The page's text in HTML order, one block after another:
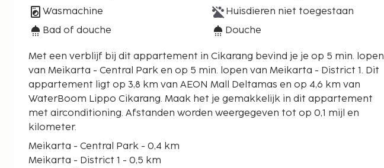
Wasmachine
Bad of douche
Huisdieren niet toegestaan
Douche
Met een verblijf bij dit appartement in Cikarang bevind je je op 5 min. lopen
van Meikarta - Central Park en op 5 min. lopen van Meikarta - District 1. Dit
appartement ligt op 3,8 km van AEON Mall Deltamas en op 4,6 km van
WaterBoom Lippo Cikarang. Maak het je gemakkelijk in dit appartement
met airconditioning. Afstanden worden weergegeven tot op 0,1 mijl en
kilometer.
Meikarta - Central Park - 0,4 km
Meikarta - District 1 - 0,5 km